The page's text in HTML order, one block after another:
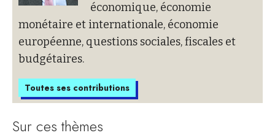
économique, économie
monétaire et internationale, économie
européenne, questions sociales, fiscales et
budgétaires.
Toutes ses contributions
Sur ces thèmes